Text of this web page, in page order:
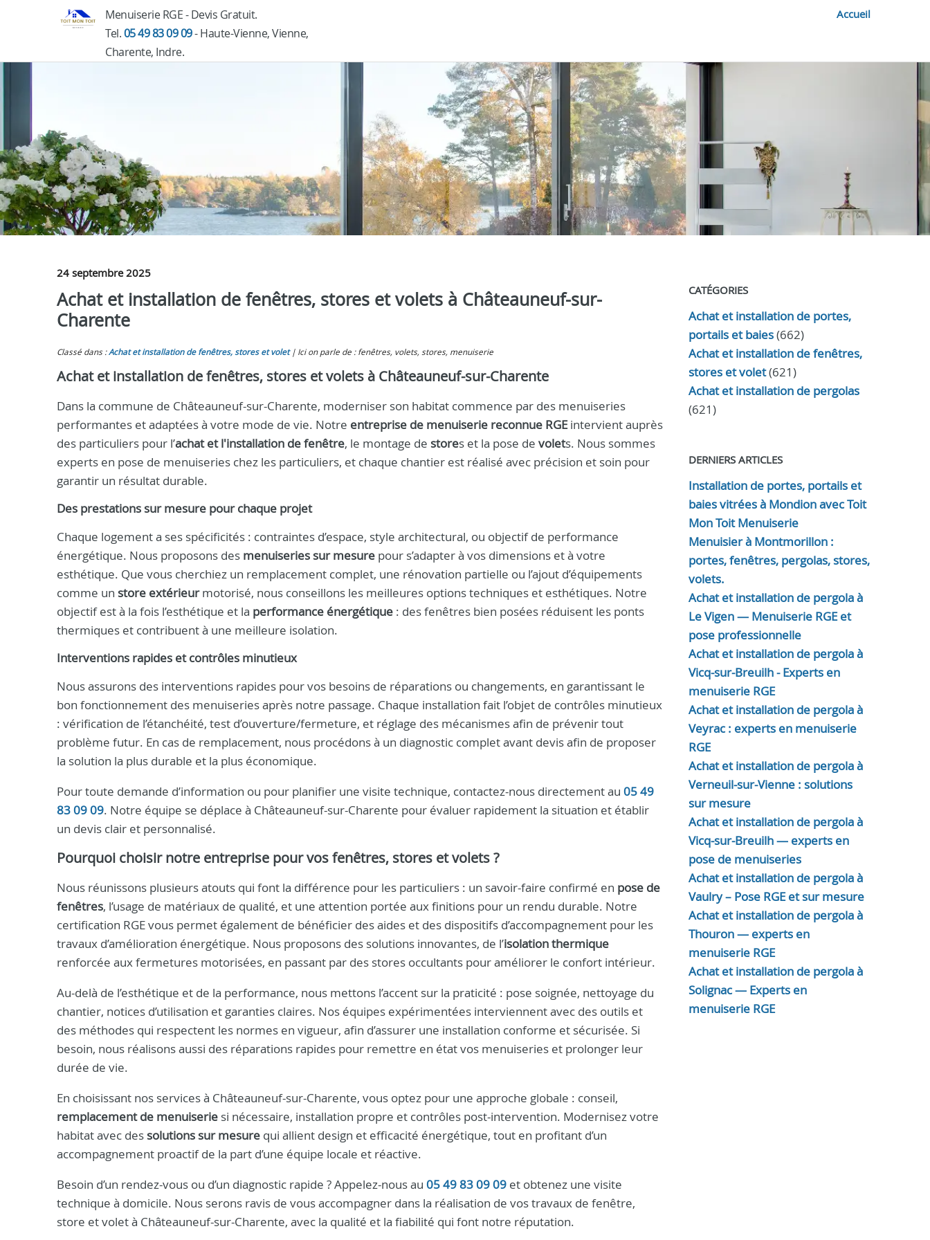
Menuiserie RGE - Devis Gratuit.
Tel.05 49 83 09 09- Haute-Vienne, Vienne,
Charente, Indre.
Accueil
24 septembre 2025
Achat et installation de fenêtres, stores et volets à Châteauneuf-sur-
Charente
Classé dans :Achat et installation de fenêtres, stores et volet Ici on parle de : fenêtres, volets, stores, menuiserie
Achat et installation de fenêtres, stores et volets à Châteauneuf-sur-Charente
Dans la commune de Châteauneuf-sur-Charente, moderniser son habitat commence par des menuiseries
performantes et adaptées à votre mode de vie. Notre entreprise de menuiserie reconnue RGEintervient auprès
des particuliers pour l’achat et l'installation de fenêtre, le montage de stores et la pose de volets. Nous sommes
experts en pose de menuiseries chez les particuliers, et chaque chantier est réalisé avec précision et soin pour
garantir un résultat durable.
Des prestations sur mesure pour chaque projet
Chaque logement a ses spécificités : contraintes d’espace, style architectural, ou objectif de performance
énergétique. Nous proposons des menuiseries sur mesure pour s’adapter à vos dimensions et à votre
esthétique. Que vous cherchiez un remplacement complet, une rénovation partielle ou l’ajout d’équipements
comme un store extérieurmotorisé, nous conseillons les meilleures options techniques et esthétiques. Notre
objectif est à la fois l’esthétique et la performance énergétique : des fenêtres bien posées réduisent les ponts
thermiques et contribuent à une meilleure isolation.
Interventions rapides et contrôles minutieux
Nous assurons des interventions rapides pour vos besoins de réparations ou changements, en garantissant le
bon fonctionnement des menuiseries après notre passage. Chaque installation fait l’objet de contrôles minutieux
: vérification de l’étanchéité, test d’ouverture/fermeture, et réglage des mécanismes afin de prévenir tout
problème futur. En cas de remplacement, nous procédons à un diagnostic complet avant devis afin de proposer
la solution la plus durable et la plus économique.
Pour toute demande d’information ou pour planifier une visite technique, contactez-nous directement au 05 49
83 09 09. Notre équipe se déplace à Châteauneuf-sur-Charente pour évaluer rapidement la situation et établir
un devis clair et personnalisé.
Pourquoi choisir notre entreprise pour vos fenêtres, stores et volets ?
Nous réunissons plusieurs atouts qui font la différence pour les particuliers : un savoir-faire confirmé en pose de
fenêtres, l’usage de matériaux de qualité, et une attention portée aux finitions pour un rendu durable. Notre
certification RGE vous permet également de bénéficier des aides et des dispositifs d’accompagnement pour les
travaux d’amélioration énergétique. Nous proposons des solutions innovantes, de l’isolation thermique
renforcée aux fermetures motorisées, en passant par des stores occultants pour améliorer le confort intérieur.
Au-delà de l’esthétique et de la performance, nous mettons l’accent sur la praticité : pose soignée, nettoyage du
chantier, notices d’utilisation et garanties claires. Nos équipes expérimentées interviennent avec des outils et
des méthodes qui respectent les normes en vigueur, afin d’assurer une installation conforme et sécurisée. Si
besoin, nous réalisons aussi des réparations rapides pour remettre en état vos menuiseries et prolonger leur
durée de vie.
En choisissant nos services à Châteauneuf-sur-Charente, vous optez pour une approche globale : conseil,
remplacement de menuiserie si nécessaire, installation propre et contrôles post-intervention. Modernisez votre
habitat avec des solutions sur mesure qui allient design et efficacité énergétique, tout en profitant d’un
accompagnement proactif de la part d’une équipe locale et réactive.
Besoin d’un rendez-vous ou d’un diagnostic rapide ? Appelez-nous au 05 49 83 09 09 et obtenez une visite
technique à domicile. Nous serons ravis de vous accompagner dans la réalisation de vos travaux de fenêtre,
store et volet à Châteauneuf-sur-Charente, avec la qualité et la fiabilité qui font notre réputation.
CATÉGORIES
Achat et installation de portes,
portails et baies(662)
Achat et installation de fenêtres,
stores et volet(621)
Achat et installation de pergolas
(621)
DERNIERS ARTICLES
Installation de portes, portails et
baies vitrées à Mondion avec Toit
Mon Toit Menuiserie
Menuisier à Montmorillon :
portes, fenêtres, pergolas, stores,
volets.
Achat et installation de pergola à
Le Vigen — Menuiserie RGE et
pose professionnelle
Achat et installation de pergola à
Vicq-sur-Breuilh - Experts en
menuiserie RGE
Achat et installation de pergola à
Veyrac : experts en menuiserie
RGE
Achat et installation de pergola à
Verneuil-sur-Vienne : solutions
sur mesure
Achat et installation de pergola à
Vicq-sur-Breuilh — experts en
pose de menuiseries
Achat et installation de pergola à
Vaulry – Pose RGE et sur mesure
Achat et installation de pergola à
Thouron — experts en
menuiserie RGE
Achat et installation de pergola à
Solignac — Experts en
menuiserie RGE